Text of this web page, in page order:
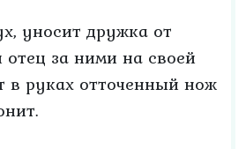
уносит дружка от
отец за ними на своей
в руках отточенный нож